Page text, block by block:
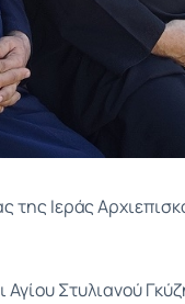
της Ιεράς
Αγίου Στυλιανού